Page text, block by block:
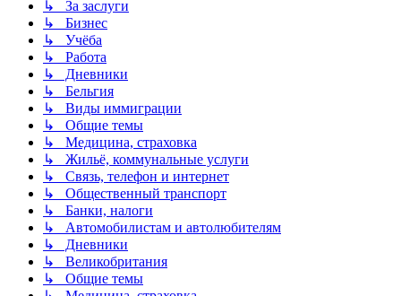
↳ За заслуги
↳ Бизнес
↳ Учёба
↳ Работа
↳ Дневники
↳ Бельгия
↳ Виды иммиграции
↳ Общие темы
↳ Медицина, страховка
↳ Жильё, коммунальные услуги
↳ Связь, телефон и интернет
↳ Общественный транспорт
↳ Банки, налоги
↳ Автомобилистам и автолюбителям
↳ Дневники
↳ Великобритания
↳ Общие темы